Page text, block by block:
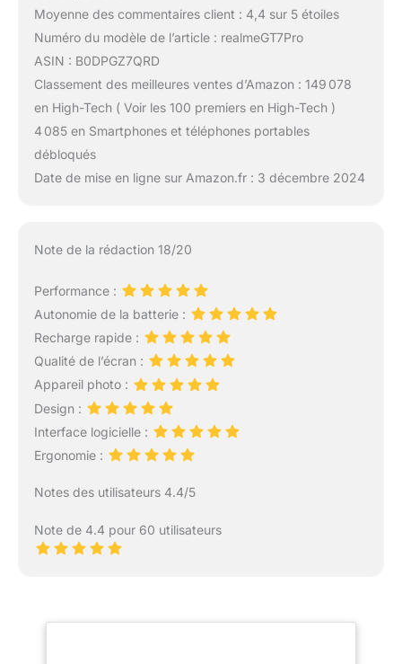
Moyenne des commentaires client : 4,4 sur 5 étoiles
Numéro du modèle de l’article : realmeGT7Pro
ASIN : B0DPGZ7QRD
Classement des meilleures ventes d’Amazon : 149 078
en High-Tech ( Voir les 100 premiers en High-Tech )
4 085 en Smartphones et téléphones portables
débloqués
Date de mise en ligne sur Amazon.fr : 3 décembre 2024
Note de la rédaction 18/20
Performance :
Autonomie de la batterie :
Recharge rapide :
Qualité de l’écran :
Appareil photo :
Design :
Interface logicielle :
Ergonomie :
Notes des utilisateurs 4.4/5
Note de 4.4 pour 60 utilisateurs